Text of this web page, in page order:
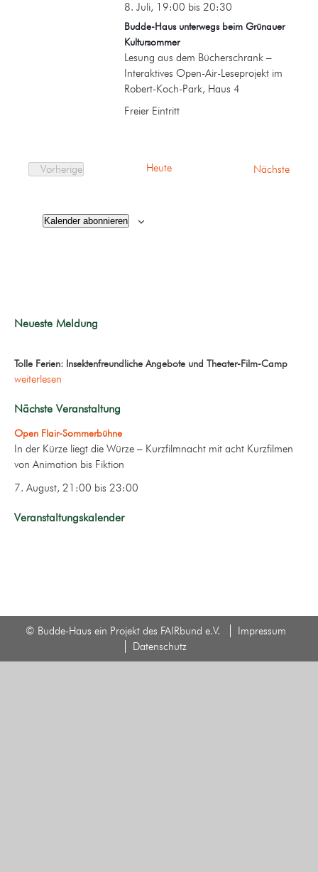
Budde-Haus unterwegs beim Grünauer
Kultursommer
8. Juli, 19:00 bis20:30
Lesung aus dem Bücherschrank –
Interaktives Open-Air-Leseprojekt im
Robert-Koch-Park, Haus 4
Freier Eintritt
Vorherige
Veranstaltungen
Heute Nächste
Kalender abonnieren
Neueste Meldung
Tolle Ferien: Insektenfreundliche Angebote und Theater-Film-Camp
weiterlesen
Nächste Veranstaltung
Open Flair-Sommerbühne
In der Kürze liegt die Würze – Kurzfilmnacht mit acht Kurzfilmen
von Animation bis Fiktion
7. August, 21:00 bis 23:00
Veranstaltungskalender
© Budde-Haus ein Projekt des FAIRbund e.V.
Impressum
Datenschutz